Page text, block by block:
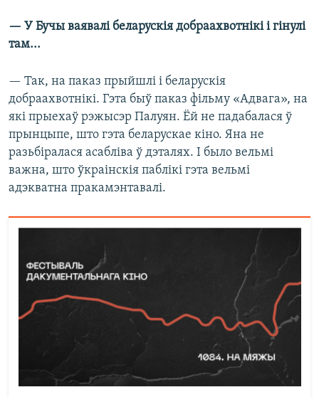
— У Бучы ваявалі беларускія добраахвотнікі і гінулі
там...
— Так, на паказ прыйшлі і беларускія
добраахвотнікі. Гэта быў паказ фільму «Адвага», на
які прыехаў рэжысэр Палуян. Ёй не падабалася ў
прынцыпе, што гэта беларускае кіно. Яна не
разьбіралася асабліва ў дэталях. І было вельмі
важна, што ўкраінскія паблікі гэта вельмі
адэкватна пракамэнтавалі.